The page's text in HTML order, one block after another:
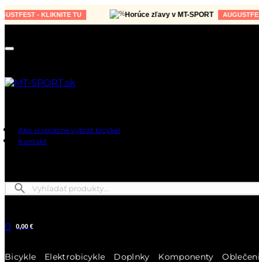
- KLIKNITE TU Horúce zľavy v MT-SPORT AUGUSTFEST -
Ako si správne vybrať bicykel
Kontakt
0 0,00 €
Bicykle Elektrobicykle Doplnky Komponenty